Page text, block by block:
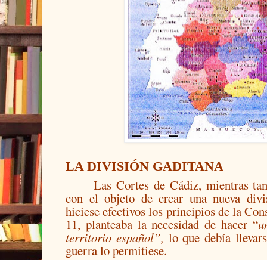
LA DIVISIÓN GADITANA
Las Cortes de Cádiz, mientras
con el objeto de crear una nueva
hiciese efectivos los principios de la
11, planteaba la necesidad de hacer “
territorio español”, lo que debía
guerra lo permitiese.